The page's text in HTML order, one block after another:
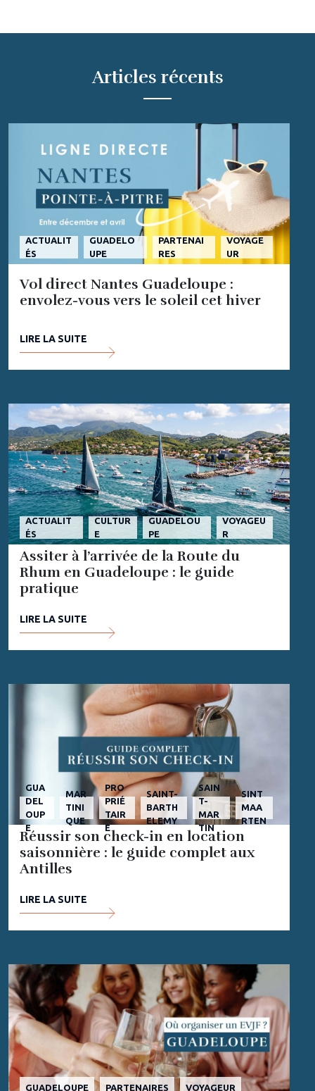
Articles récents
ACTUALIT
ÉS
GUADELO
UPE
PARTENAI
RES
VOYAGE
UR
Vol direct Nantes Guadeloupe :
envolez-vous vers le soleil cet hiver
LIRE LA SUITE
ACTUALIT
ÉS
CULTUR
E
GUADELOU
PE
VOYAGEU
R
Assiter à l’arrivée de la Route du
Rhum en Guadeloupe : le guide
pratique
LIRE LA SUITE
GUA
DEL
OUP
E
MAR
TINI
QUE
PRO
PRIÉ
TAIR
E
SAINT-
BARTH
ELEMY
SAIN
T-
MAR
TIN
SINT
MAA
RTEN
Réussir son check-in en location
saisonnière : le guide complet aux
Antilles
LIRE LA SUITE
GUADELOUPE PARTENAIRES VOYAGEUR